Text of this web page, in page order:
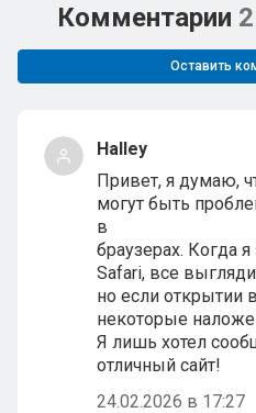
Комментарии 2
Оставить
Halley
Привет, я думаю,
могут быть
в
браузерах. Когда
Safari, все
но если открытии
некоторые
Я лишь хотел
отличный сайт!
24.02.2026 в 17:27